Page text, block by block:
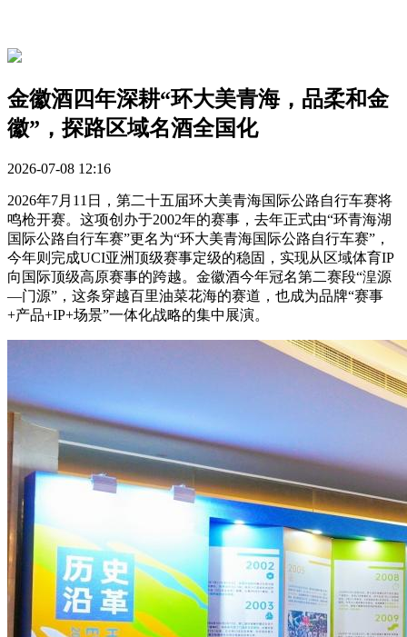
金徽酒四年深耕“环大美青海，品柔和金
徽”，探路区域名酒全国化
2026-07-08 12:16
2026年7月11日，第二十五届环大美青海国际公路自行车赛将
鸣枪开赛。这项创办于2002年的赛事，去年正式由“环青海湖
国际公路自行车赛”更名为“环大美青海国际公路自行车赛”，
今年则完成UCI亚洲顶级赛事定级的稳固，实现从区域体育IP
向国际顶级高原赛事的跨越。金徽酒今年冠名第二赛段“湟源
—门源”，这条穿越百里油菜花海的赛道，也成为品牌“赛事
+产品+IP+场景”一体化战略的集中展演。